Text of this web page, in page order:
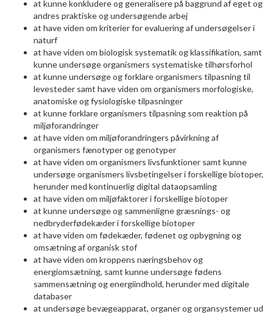
at kunne konkludere og generalisere på baggrund af eget og
andres praktiske og undersøgende arbej
at have viden om kriterier for evaluering af undersøgelser i
naturf
at have viden om biologisk systematik og klassifikation, samt
kunne undersøge organismers systematiske tilhørsforhol
at kunne undersøge og forklare organismers tilpasning til
levesteder samt have viden om organismers morfologiske,
anatomiske og fysiologiske tilpasninger
at kunne forklare organismers tilpasning som reaktion på
miljøforandringer
at have viden om miljøforandringers påvirkning af
organismers fænotyper og genotyper
at have viden om organismers livsfunktioner samt kunne
undersøge organismers livsbetingelser i forskellige biotoper,
herunder med kontinuerlig digital dataopsamling
at have viden om miljøfaktorer i forskellige biotoper
at kunne undersøge og sammenligne græsnings- og
nedbryderfødekæder i forskellige biotoper
at have viden om fødekæder, fødenet og opbygning og
omsætning af organisk stof
at have viden om kroppens næringsbehov og
energiomsætning, samt kunne undersøge fødens
sammensætning og energiindhold, herunder med digitale
databaser
at undersøge bevægeapparat, organer og organsystemer ud